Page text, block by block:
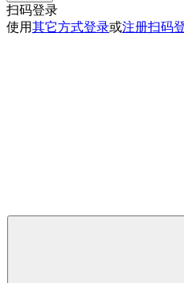
扫码登录
使用其它方式登录或注册扫码